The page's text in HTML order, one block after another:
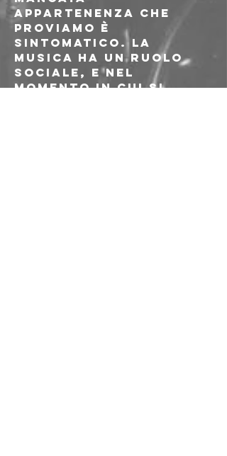
appartenenza che
proviamo è
sintomatico. La
musica ha un ruolo
sociale, e nel
momento in cui si